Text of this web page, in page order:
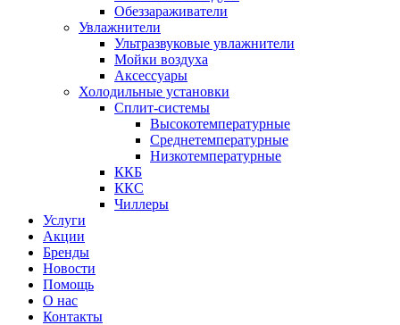
Обеззараживатели
Увлажнители
Ультразвуковые увлажнители
Мойки воздуха
Аксессуары
Холодильные установки
Сплит-системы
Высокотемпературные
Среднетемпературные
Низкотемпературные
ККБ
ККС
Чиллеры
Услуги
Акции
Бренды
Новости
Помощь
О нас
Контакты